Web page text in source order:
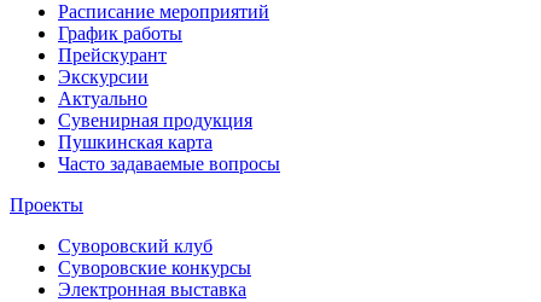
Расписание мероприятий
График работы
Прейскурант
Экскурсии
Актуально
Сувенирная продукция
Пушкинская карта
Часто задаваемые вопросы
Проекты
Суворовский клуб
Суворовские конкурсы
Электронная выставка